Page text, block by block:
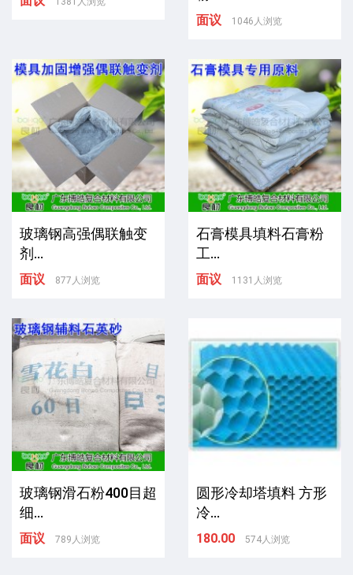
面议 1046人浏览
玻璃钢高强偶联触变
剂...
面议 877人浏览
石膏模具填料石膏粉
工...
面议 1131人浏览
玻璃钢滑石粉400目超
细...
面议 789人浏览
圆形冷却塔填料 方形
冷...
180.00 574人浏览